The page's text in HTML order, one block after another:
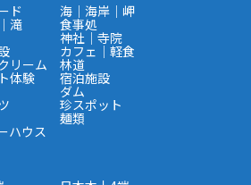
ド 海｜海岸｜岬
滝 食事処
神社｜寺院
カフェ｜軽食
リーム 林道
体験 宿泊施設
ダム
珍スポット
麺類
ハウス